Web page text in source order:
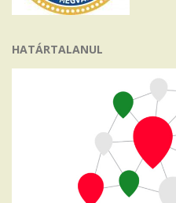
HATÁRTALANUL